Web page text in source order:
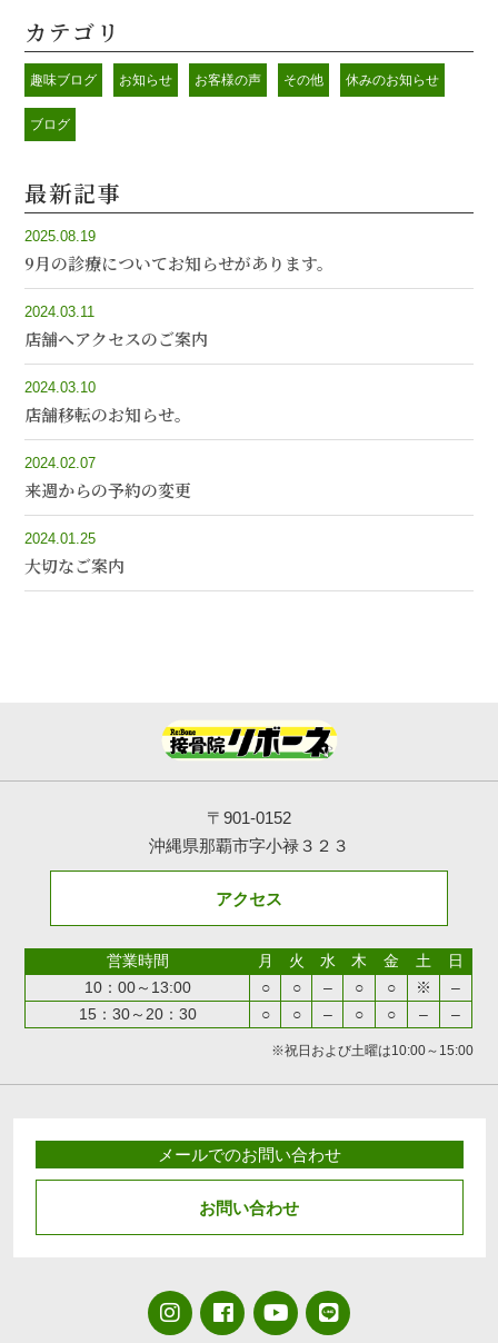
カテゴリ
趣味ブログ お知らせ お客様の声 その他 休みのお知らせ
ブログ
最新記事
2025.08.19
9月の診療についてお知らせがあります。
2024.03.11
店舗へアクセスのご案内
2024.03.10
店舗移転のお知らせ。
2024.02.07
来週からの予約の変更
2024.01.25
大切なご案内
〒901-0152
沖縄県那覇市字小禄３２３
アクセス
営業時間 月 火 水 木 金 土
日
10：00～13:00
○ ○ – ○ ○ ※
–
15：30～20：30
○ ○ – ○ ○ – –
※祝日および土曜は10:00～15:00
メールでのお問い合わせ
お問い合わせ